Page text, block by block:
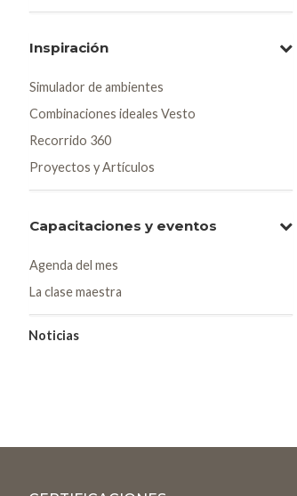
Inspiración
Simulador de ambientes
Combinaciones ideales Vesto
Recorrido 360
Proyectos y Artículos
Capacitaciones y eventos
Agenda del mes
La clase maestra
Noticias